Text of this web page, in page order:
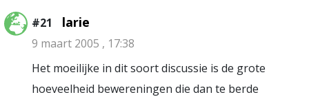
#21 larie
9 maart 2005 , 17:38
Het moeilijke in dit soort discussie is de grote
hoeveelheid bewereningen die dan te berde